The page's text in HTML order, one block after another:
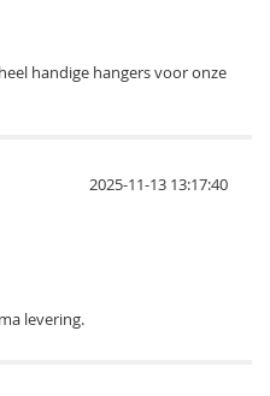
handige hangers voor onze
2025-11-13 13:17:40
levering.